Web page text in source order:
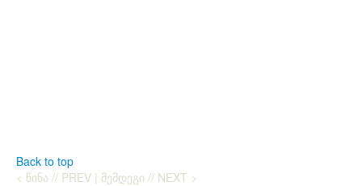
Back to top
< ᲬᲘᲜᲐ // PREV | ᲨᲔᲛᲓᲔᲒᲘ // NEXT >